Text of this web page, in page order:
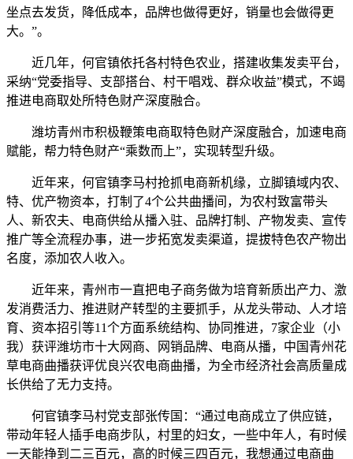
坐点去发货，降低成本，品牌也做得更好，销量也会做得更
大。”。
近几年，何官镇依托各村特色农业，搭建收集发卖平台，
采纳“党委指导、支部搭台、村干唱戏、群众收益”模式，不竭
推进电商取处所特色财产深度融合。
潍坊青州市积极鞭策电商取特色财产深度融合，加速电商
赋能，帮力特色财产“乘数而上”，实现转型升级。
近年来，何官镇李马村抢抓电商新机缘，立脚镇域内农、
特、优产物资本，打制了4个公共曲播间，为农村致富带头
人、新农夫、电商供给从播入驻、品牌打制、产物发卖、宣传
推广等全流程办事，进一步拓宽发卖渠道，提拔特色农产物出
名度，添加农人收入。
近年来，青州市一直把电子商务做为培育新质出产力、激
发消费活力、推进财产转型的主要抓手，从龙头带动、人才培
育、资本招引等11个方面系统结构、协同推进，7家企业（小
我）获评潍坊市十大网商、网销品牌、电商从播，中国青州花
草电商曲播获评优良兴农电商曲播，为全市经济社会高质量成
长供给了无力支持。
何官镇李马村党支部张传国：“通过电商成立了供应链，
带动年轻人插手电商步队，村里的妇女，一些中年人，有时候
一天能挣到二三百元，高的时候三四百元，我想通过电商曲